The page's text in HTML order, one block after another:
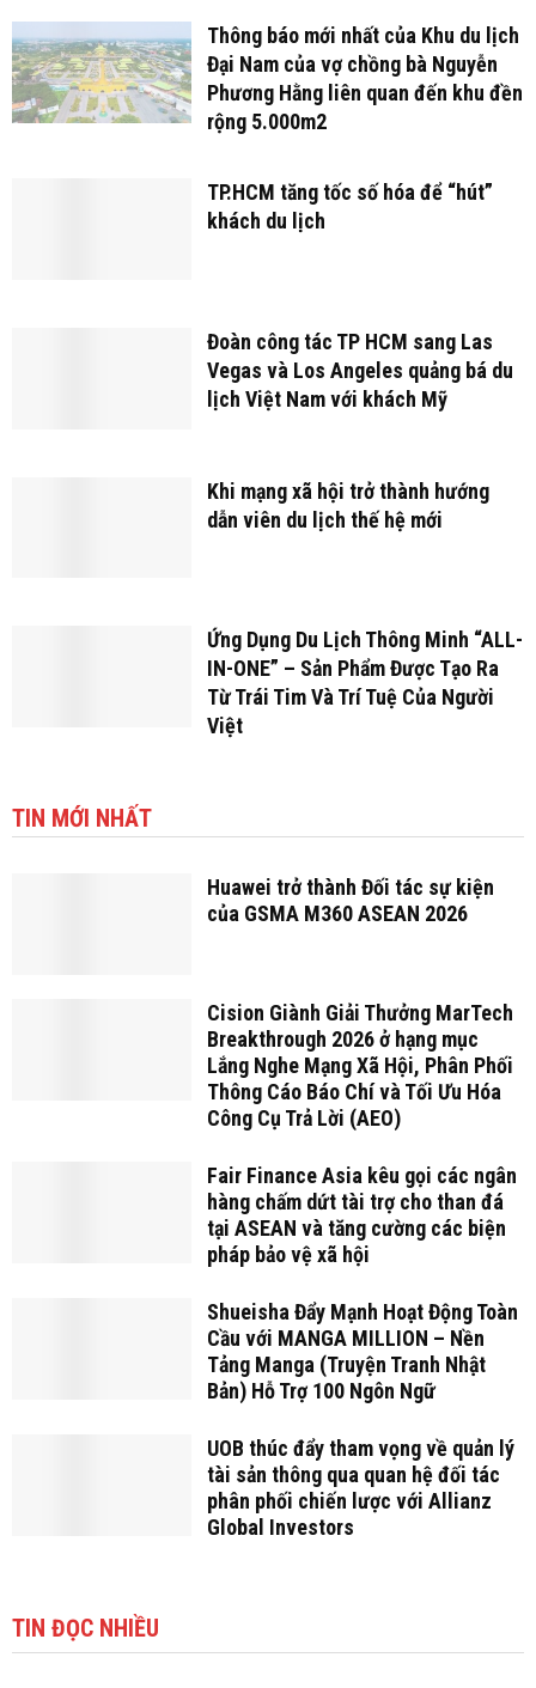
Thông báo mới nhất của Khu du lịch
Đại Nam của vợ chồng bà Nguyễn
Phương Hằng liên quan đến khu đền
rộng 5.000m2
TP.HCM tăng tốc số hóa để “hút”
khách du lịch
Đoàn công tác TP HCM sang Las
Vegas và Los Angeles quảng bá du
lịch Việt Nam với khách Mỹ
Khi mạng xã hội trở thành hướng
dẫn viên du lịch thế hệ mới
Ứng Dụng Du Lịch Thông Minh “ALL-
IN-ONE” – Sản Phẩm Được Tạo Ra
Từ Trái Tim Và Trí Tuệ Của Người
Việt
TIN MỚI NHẤT
Huawei trở thành Đối tác sự kiện
của GSMA M360 ASEAN 2026
Cision Giành Giải Thưởng MarTech
Breakthrough 2026 ở hạng mục
Lắng Nghe Mạng Xã Hội, Phân Phối
Thông Cáo Báo Chí và Tối Ưu Hóa
Công Cụ Trả Lời (AEO)
Fair Finance Asia kêu gọi các ngân
hàng chấm dứt tài trợ cho than đá
tại ASEAN và tăng cường các biện
pháp bảo vệ xã hội
Shueisha Đẩy Mạnh Hoạt Động Toàn
Cầu với MANGA MILLION – Nền
Tảng Manga (Truyện Tranh Nhật
Bản) Hỗ Trợ 100 Ngôn Ngữ
UOB thúc đẩy tham vọng về quản lý
tài sản thông qua quan hệ đối tác
phân phối chiến lược với Allianz
Global Investors
TIN ĐỌC NHIỀU